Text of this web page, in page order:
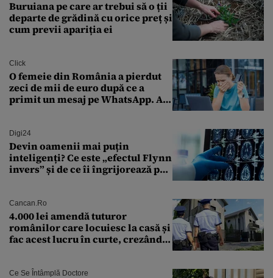
Buruiana pe care ar trebui să o ții
departe de grădină cu orice preț și
cum previi apariția ei
Click
O femeie din România a pierdut
zeci de mii de euro după ce a
primit un mesaj pe WhatsApp. A
Digi24
Devin oamenii mai puțin
inteligenți? Ce este „efectul Flynn
invers” și de ce îi îngrijorează pe
Cancan.ro
4.000 lei amendă tuturor
românilor care locuiesc la casă și
fac acest lucru în curte, crezând
Ce Se Întâmplă Doctore